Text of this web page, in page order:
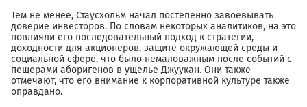
Тем не менее, Стаусхольм начал постепенно завоевывать
доверие инвесторов. По словам некоторых аналитиков, на это
повлияли его последовательный подход к стратегии,
доходности для акционеров, защите окружающей среды и
социальной сфере, что было немаловажным после событий с
пещерами аборигенов в ущелье Джуукан. Они также
отмечают, что его внимание к корпоративной культуре также
оправдано.